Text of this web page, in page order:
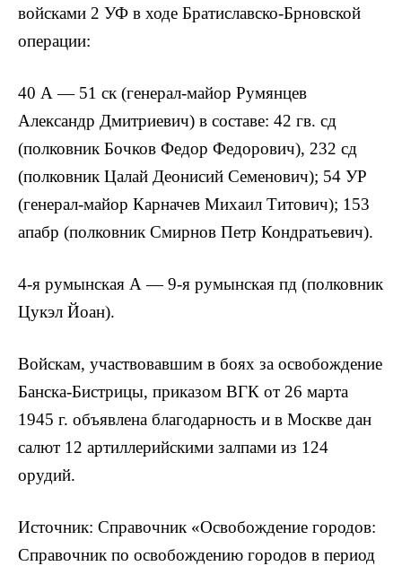
войсками 2 УФ в ходе Братиславско-Брновской
операции:
40 А — 51 ск (генерал-майор Румянцев
Александр Дмитриевич) в составе: 42 гв. сд
(полковник Бочков Федор Федорович), 232 сд
(полковник Цалай Деонисий Семенович); 54 УР
(генерал-майор Карначев Михаил Титович); 153
апабр (полковник Смирнов Петр Кондратьевич).
4-я румынская А — 9-я румынская пд (полковник
Цукэл Йоан).
Войскам, участвовавшим в боях за освобождение
Банска-Бистрицы, приказом ВГК от 26 марта
1945 г. объявлена благодарность и в Москве дан
салют 12 артиллерийскими залпами из 124
орудий.
Источник: Справочник «Освобождение городов:
Справочник по освобождению городов в период